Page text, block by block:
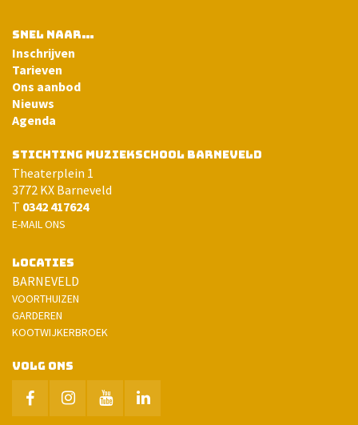
STICHTING MUZIEKSCHOOL BARNEVELD
Theaterplein 1
3772 KX Barneveld
T 0342 417624
E-MAIL ONS
LOCATIES
BARNEVELD
VOORTHUIZEN
GARDEREN
KOOTWIJKERBROEK
VOLG ONS
SNEL NAAR…
Inschrijven
Tarieven
Ons aanbod
Nieuws
Agenda